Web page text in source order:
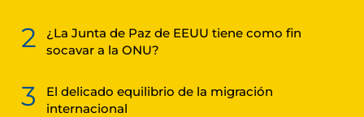
2
¿La Junta de Paz de EEUU tiene como fin
socavar a la ONU?
3
El delicado equilibrio de la migración
internacional